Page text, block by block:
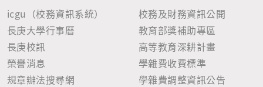
icgu（校務資訊系統）
長庚大學行事曆
長庚校訊
榮譽消息
規章辦法搜尋網
校務及財務資訊公開
教育部獎補助專區
高等教育深耕計畫
學雜費收費標準
學雜費調整資訊公告